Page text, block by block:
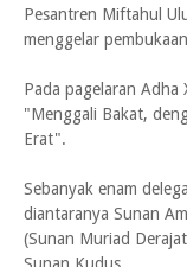
Pesantren Miftahul
menggelar
Pada pagelaran
"Menggali Bakat,
Erat".
Sebanyak enam
diantaranya Sunan
(Sunan Muriad